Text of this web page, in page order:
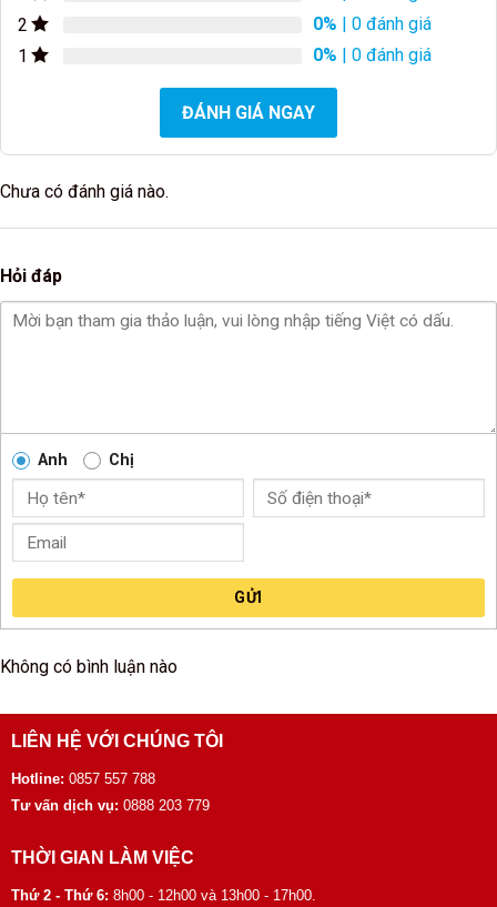
2
0% | 0 đánh giá
1
0% | 0 đánh giá
ĐÁNH GIÁ NGAY
Chưa có đánh giá nào.
Hỏi đáp
Anh Chị
GỬI
Không có bình luận nào
LIÊN HỆ VỚI CHÚNG TÔI
Hotline: 0857 557 788
Tư vấn dịch vụ: 0888 203 779
THỜI GIAN LÀM VIỆC
Thứ 2 - Thứ 6: 8h00 - 12h00 và 13h00 - 17h00.